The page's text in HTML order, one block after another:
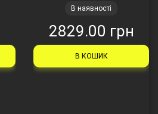
В наявності
2829.00 грн
В КОШИК